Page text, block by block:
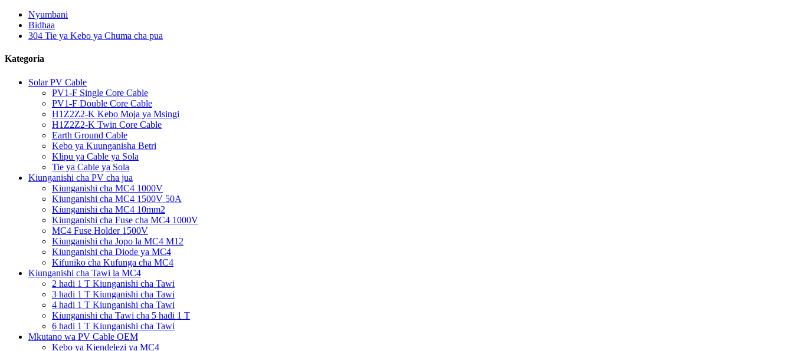
Nyumbani
Bidhaa
304 Tie ya Kebo ya Chuma cha pua
Kategoria
Solar PV Cable
PV1-F Single Core Cable
PV1-F Double Core Cable
H1Z2Z2-K Kebo Moja ya Msingi
H1Z2Z2-K Twin Core Cable
Earth Ground Cable
Kebo ya Kuunganisha Betri
Klipu ya Cable ya Sola
Tie ya Cable ya Sola
Kiunganishi cha PV cha jua
Kiunganishi cha MC4 1000V
Kiunganishi cha MC4 1500V 50A
Kiunganishi cha MC4 10mm2
Kiunganishi cha Fuse cha MC4 1000V
MC4 Fuse Holder 1500V
Kiunganishi cha Jopo la MC4 M12
Kiunganishi cha Diode ya MC4
Kifuniko cha Kufunga cha MC4
Kiunganishi cha Tawi la MC4
2 hadi 1 T Kiunganishi cha Tawi
3 hadi 1 T Kiunganishi cha Tawi
4 hadi 1 T Kiunganishi cha Tawi
Kiunganishi cha Tawi cha 5 hadi 1 T
6 hadi 1 T Kiunganishi cha Tawi
Mkutano wa PV Cable OEM
Kebo ya Kiendelezi ya MC4